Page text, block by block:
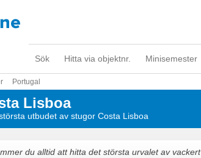
Sök Hitta via objektnr. Minisemester
Portugal
Lisboa
utbudet av stugor Costa Lisboa
du alltid att hitta det största urvalet av vackert